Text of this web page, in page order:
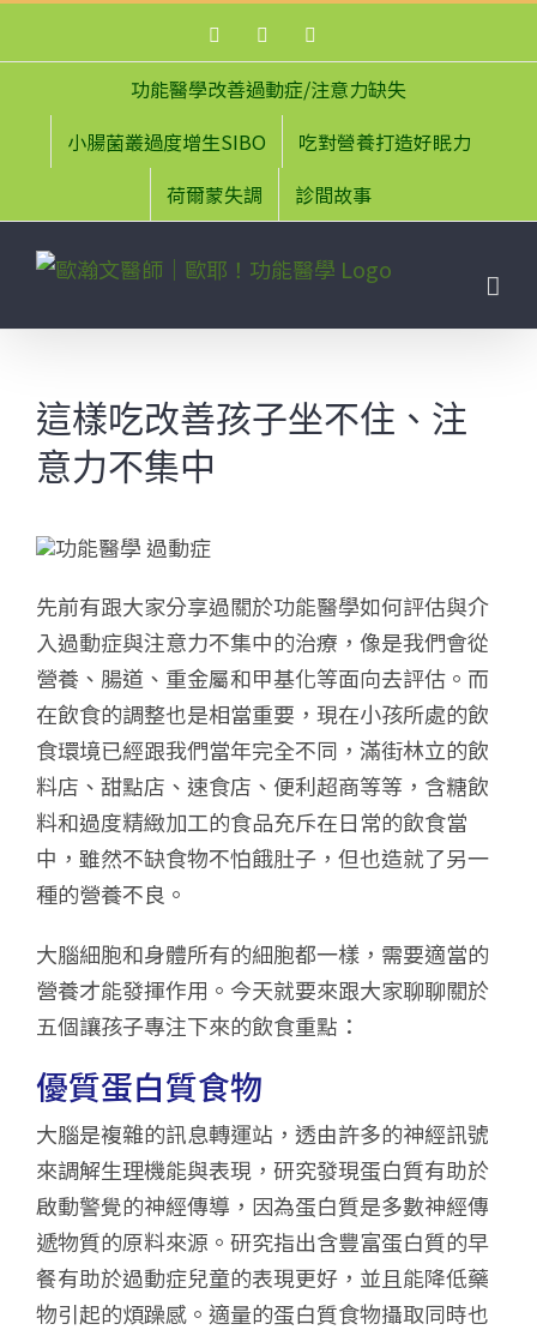
FacebookInstagram
功能醫學改善過動症/注意力缺失
小腸菌叢過度增生SIBO
吃對營養打造好眠力
荷爾蒙失調
診間故事
這樣吃改善孩子坐不住、注
意力不集中
先前有跟大家分享過關於功能醫學如何評估與介
入過動症與注意力不集中的治療，像是我們會從
營養、腸道、重金屬和甲基化等面向去評估。而
在飲食的調整也是相當重要，現在小孩所處的飲
食環境已經跟我們當年完全不同，滿街林立的飲
料店、甜點店、速食店、便利超商等等，含糖飲
料和過度精緻加工的食品充斥在日常的飲食當
中，雖然不缺食物不怕餓肚子，但也造就了另一
種的營養不良。
大腦細胞和身體所有的細胞都一樣，需要適當的
營養才能發揮作用。今天就要來跟大家聊聊關於
五個讓孩子專注下來的飲食重點：
優質蛋白質食物
大腦是複雜的訊息轉運站，透由許多的神經訊號
來調解生理機能與表現，研究發現蛋白質有助於
啟動警覺的神經傳導，因為蛋白質是多數神經傳
遞物質的原料來源。研究指出含豐富蛋白質的早
餐有助於過動症兒童的表現更好，並且能降低藥
物引起的煩躁感。適量的蛋白質食物攝取同時也